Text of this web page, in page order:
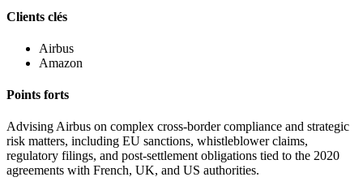
Clients clés
Airbus
Amazon
Points forts
Advising Airbus on complex cross-border compliance and strategic
risk matters, including EU sanctions, whistleblower claims,
regulatory filings, and post-settlement obligations tied to the 2020
agreements with French, UK, and US authorities.